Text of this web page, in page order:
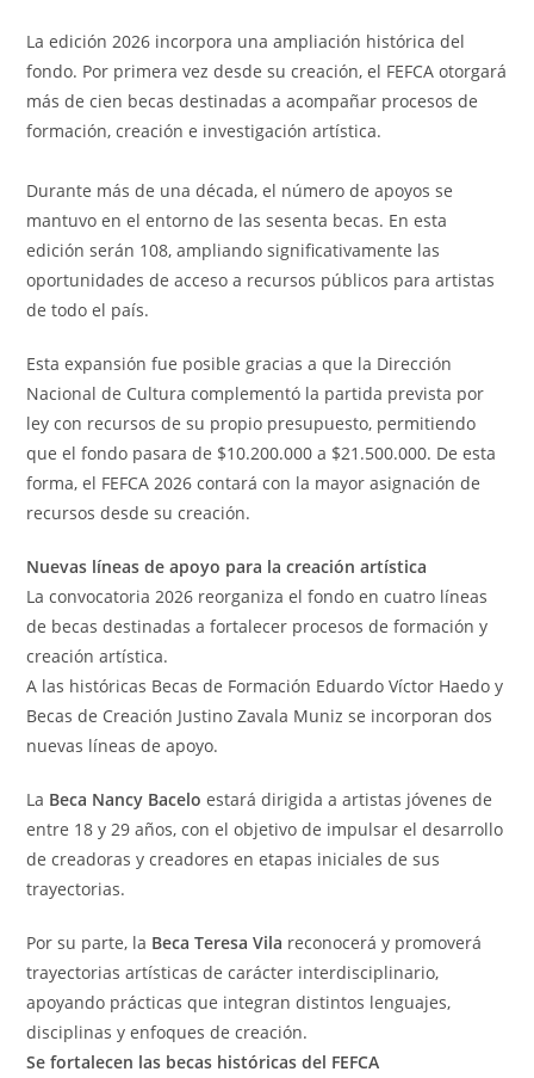
La edición 2026 incorpora una ampliación histórica del
fondo. Por primera vez desde su creación, el FEFCA otorgará
más de cien becas destinadas a acompañar procesos de
formación, creación e investigación artística.
Durante más de una década, el número de apoyos se
mantuvo en el entorno de las sesenta becas. En esta
edición serán 108, ampliando significativamente las
oportunidades de acceso a recursos públicos para artistas
de todo el país.
Esta expansión fue posible gracias a que la Dirección
Nacional de Cultura complementó la partida prevista por
ley con recursos de su propio presupuesto, permitiendo
que el fondo pasara de $10.200.000 a $21.500.000. De esta
forma, el FEFCA 2026 contará con la mayor asignación de
recursos desde su creación.
Nuevas líneas de apoyo para la creación artística
La convocatoria 2026 reorganiza el fondo en cuatro líneas
de becas destinadas a fortalecer procesos de formación y
creación artística.
A las históricas Becas de Formación Eduardo Víctor Haedo y
Becas de Creación Justino Zavala Muniz se incorporan dos
nuevas líneas de apoyo.
La Beca Nancy Bacelo estará dirigida a artistas jóvenes de
entre 18 y 29 años, con el objetivo de impulsar el desarrollo
de creadoras y creadores en etapas iniciales de sus
trayectorias.
Por su parte, la Beca Teresa Vila reconocerá y promoverá
trayectorias artísticas de carácter interdisciplinario,
apoyando prácticas que integran distintos lenguajes,
disciplinas y enfoques de creación.
Se fortalecen las becas históricas del FEFCA